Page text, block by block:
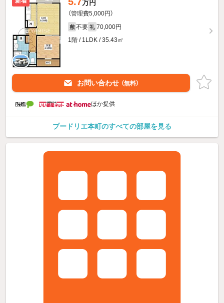
万円
（管理費5,000円）
敷 不要 礼 70,000円
1階 / 1LDK / 35.43㎡
お問い合わせ （無料）
ほか提供
プードリエ本町のすべての部屋を見る